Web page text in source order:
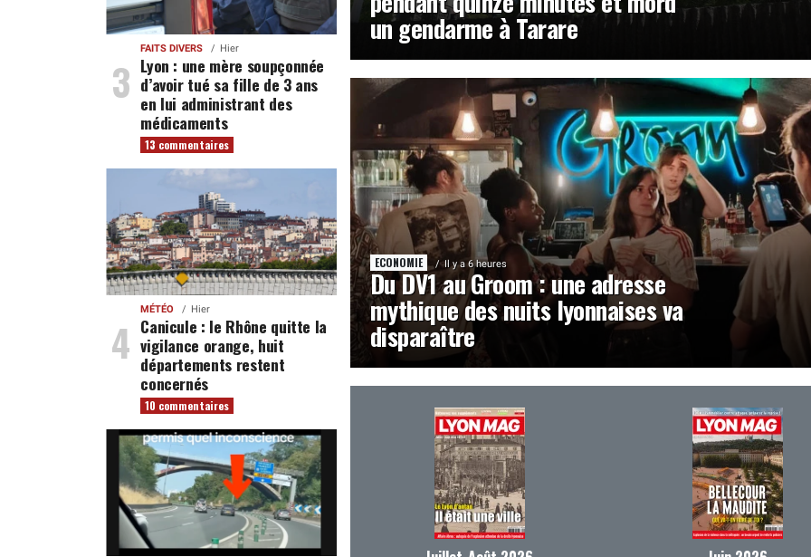
un gendarme à Tarare
ECONOMIE Il y a 6 heures
Du DV1 au Groom : une adresse
mythique des nuits lyonnaises va
disparaître
FAITS DIVERS Hier
Lyon : une mère soupçonnée
d’avoir tué sa fille de 3 ans
en lui administrant des
médicaments
13 commentaires
MÉTÉO Hier
Canicule : le Rhône quitte la
vigilance orange, huit
départements restent
concernés
10 commentaires